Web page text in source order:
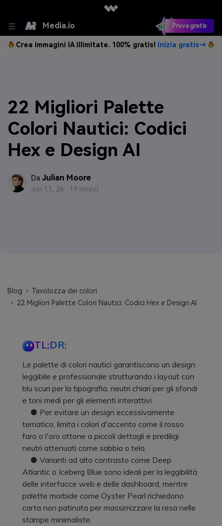
Media.io Prova gratis
Crea immagini IA illimitate. 100% gratis! Inizia gratis→
22 Migliori Palette
Colori Nautici: Codici
Hex e Design AI
Da Julian Moore
Jun 11, 26 · 19 min(s)
Blog
Tavolozza dei colori
22 Migliori Palette Colori Nautici: Codici Hex e Design AI
TL;DR:
Le palette di colori nautici garantiscono un design
leggibile e professionale strutturando i layout con
blu scuri per la tipografia, neutri chiari per gli sfondi
e toni medi per gli elementi interattivi.
● Per evitare un design eccessivamente
tematico, limita i colori d'accento come il rosso
faro o l'oro ottone a piccoli dettagli e prediligi
neutri attenuati come sabbia o tela.
● Varianti ad alto contrasto come Deep
Atlantic o Iceberg Blue sono ideali per la leggibilità
delle interfacce web e delle dashboard, mentre
palette morbide come Oyster Pearl richiedono
carta non patinata per massimizzare la resa nelle
stampe minimaliste.